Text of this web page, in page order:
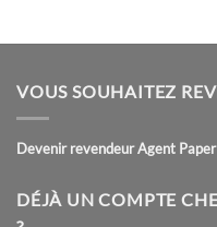
plusieurs
Les
peuvent
sur
VOUS SOUHAITEZ
Devenir revendeur Agent Paper
DÉJÀ UN COMPTE